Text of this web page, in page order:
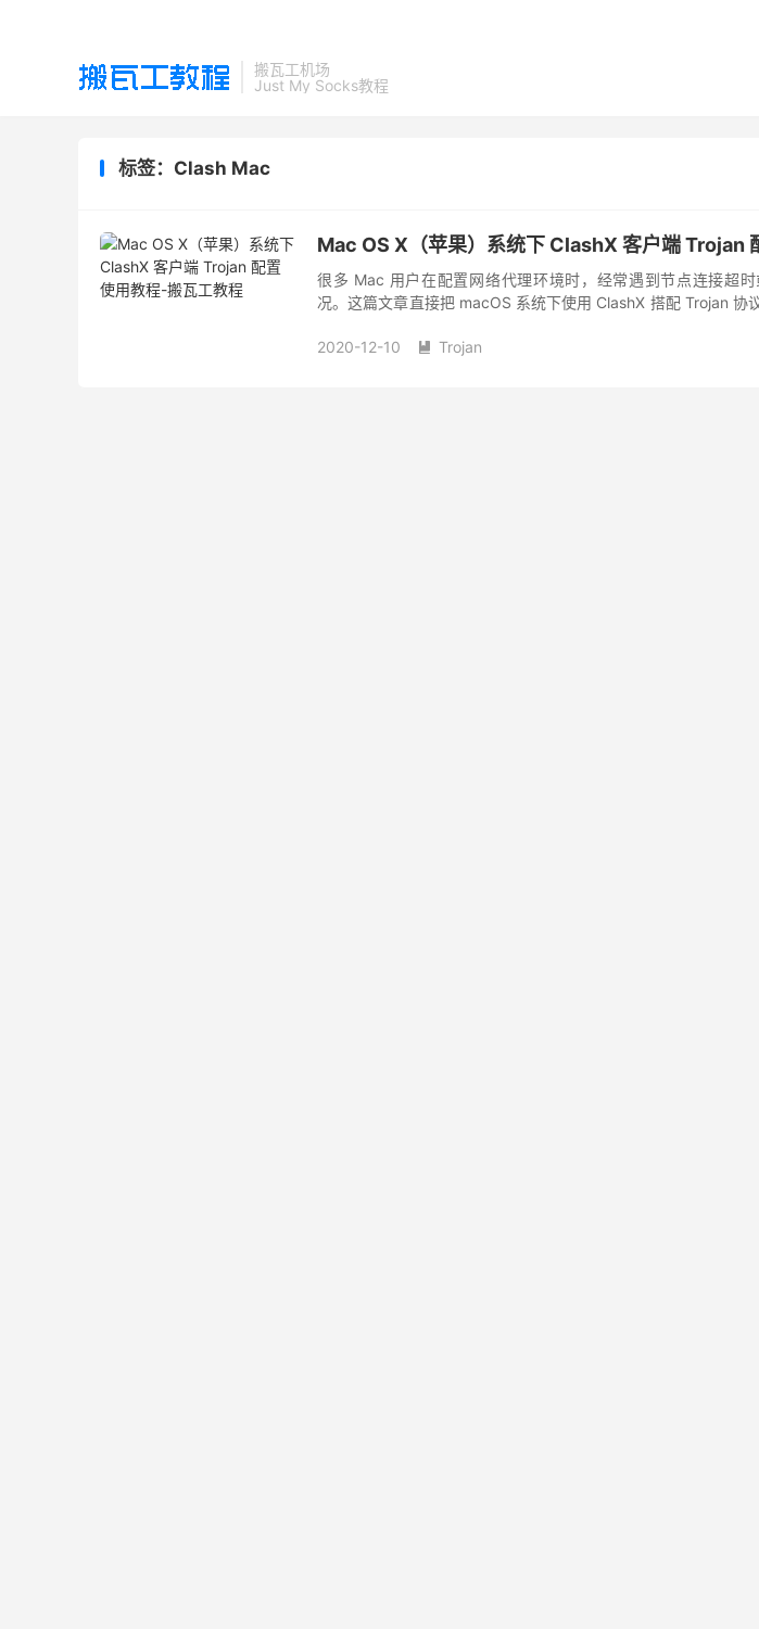
搬瓦工机场
Just My Socks教程
标签：Clash Mac
Mac OS X（苹果）系统下 ClashX 客户端 Trojan
很多 Mac 用户在配置网络代理环境时，经常遇到节点连接超
况。这篇文章直接把 macOS 系统下使用 ClashX 搭配 Trojan 协
2020-12-10
 Trojan